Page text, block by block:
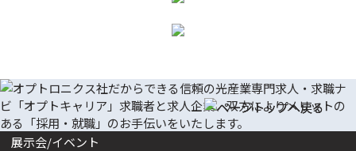
展示会/イベント